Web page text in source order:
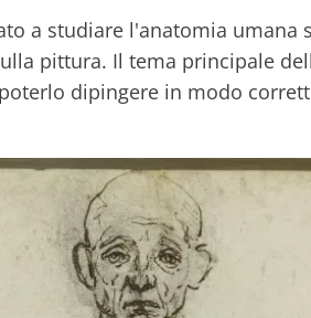
a studiare l'anatomia umana
pittura. Il tema principale
dipingere in modo